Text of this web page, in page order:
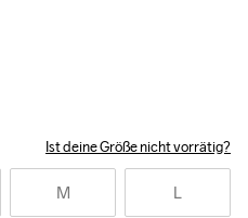
Ist deine Größe nicht vorrätig?
M L